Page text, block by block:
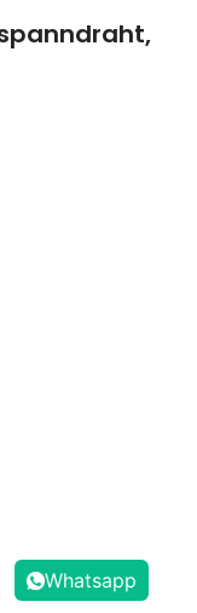
Whatsapp